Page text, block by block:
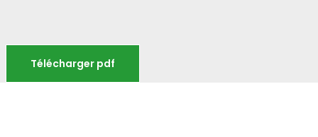
Télécharger pdf